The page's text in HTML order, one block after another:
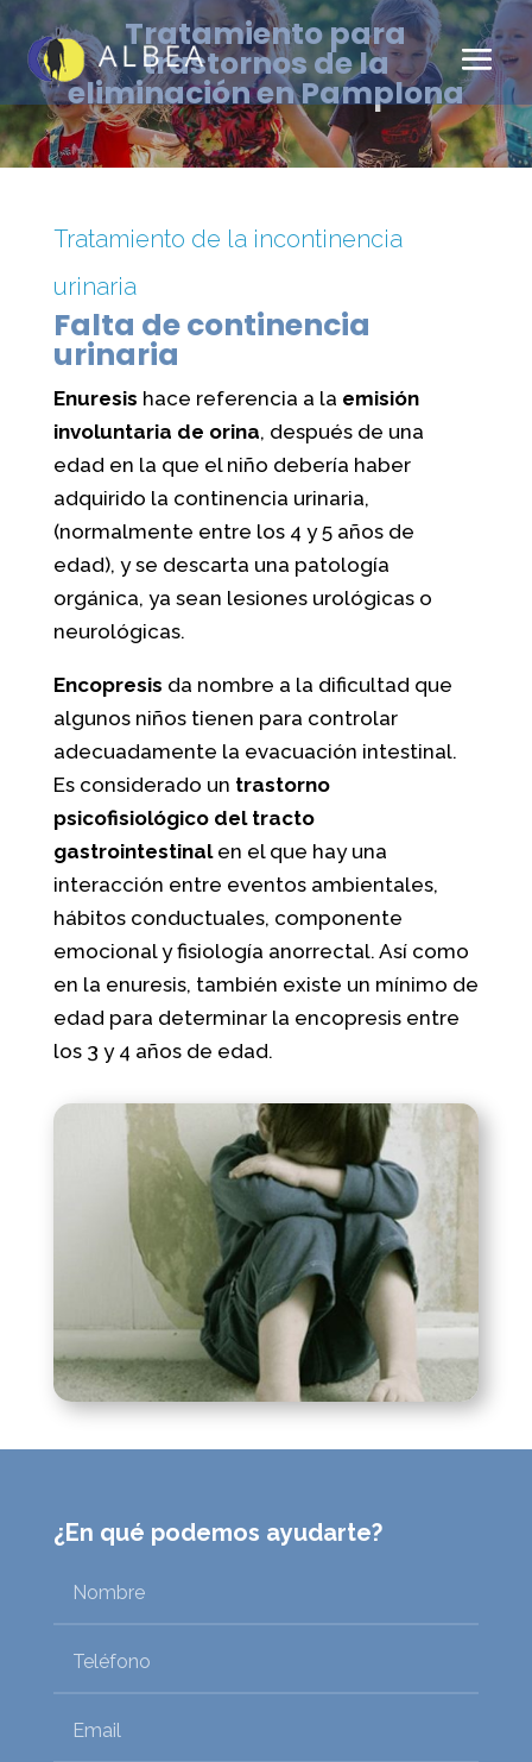
Tratamiento para
trastornos de la
eliminación en Pamplona
Tratamiento de la incontinencia
urinaria
Falta de continencia
urinaria
Enuresis hace referencia a la emisión
involuntaria de orina, después de una
edad en la que el niño debería haber
adquirido la continencia urinaria,
(normalmente entre los 4 y 5 años de
edad), y se descarta una patología
orgánica, ya sean lesiones urológicas o
neurológicas.
Encopresis da nombre a la dificultad que
algunos niños tienen para controlar
adecuadamente la evacuación intestinal.
Es considerado un trastorno
psicofisiológico del tracto
gastrointestinal en el que hay una
interacción entre eventos ambientales,
hábitos conductuales, componente
emocional y fisiología anorrectal. Así como
en la enuresis, también existe un mínimo de
edad para determinar la encopresis entre
los 3 y 4 años de edad.
¿En qué podemos ayudarte?